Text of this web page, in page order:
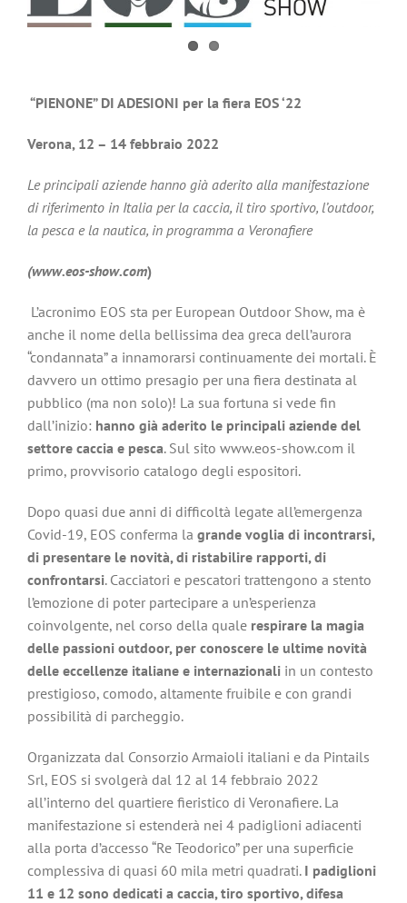
“PIENONE” DI ADESIONI per la fiera EOS ‘22
Verona, 12 – 14 febbraio 2022
Le principali aziende hanno già aderito alla manifestazione
di riferimento in Italia per la caccia, il tiro sportivo, l’outdoor,
la pesca e la nautica, in programma a Veronafiere
(www.eos-show.com)
L’acronimo EOS sta per European Outdoor Show, ma è
anche il nome della bellissima dea greca dell’aurora
“condannata” a innamorarsi continuamente dei mortali. È
davvero un ottimo presagio per una fiera destinata al
pubblico (ma non solo)! La sua fortuna si vede fin
dall’inizio: hanno già aderito le principali aziende del
settore caccia e pesca. Sul sito www.eos-show.com il
primo, provvisorio catalogo degli espositori.
Dopo quasi due anni di difficoltà legate all’emergenza
Covid-19, EOS conferma la grande voglia di incontrarsi,
di presentare le novità, di ristabilire rapporti, di
confrontarsi. Cacciatori e pescatori trattengono a stento
l’emozione di poter partecipare a un’esperienza
coinvolgente, nel corso della quale respirare la magia
delle passioni outdoor, per conoscere le ultime novità
delle eccellenze italiane e internazionali in un contesto
prestigioso, comodo, altamente fruibile e con grandi
possibilità di parcheggio.
Organizzata dal Consorzio Armaioli italiani e da Pintails
Srl, EOS si svolgerà dal 12 al 14 febbraio 2022
all’interno del quartiere fieristico di Veronafiere. La
manifestazione si estenderà nei 4 padiglioni adiacenti
alla porta d’accesso “Re Teodorico” per una superficie
complessiva di quasi 60 mila metri quadrati. I padiglioni
11 e 12 sono dedicati a caccia, tiro sportivo, difesa